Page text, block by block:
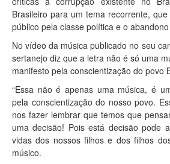
Brasileiro para um tema recorrente,
público pela classe política e o
No vídeo da música publicado no seu
sertanejo diz que a letra não é só uma
manifesto pela conscientização do povo
“Essa não é apenas uma música, é
pela conscientização do nosso povo.
nos fazer lembrar que temos que
uma decisão! Pois está decisão pode
vidas dos nossos filhos e dos filhos
músico.